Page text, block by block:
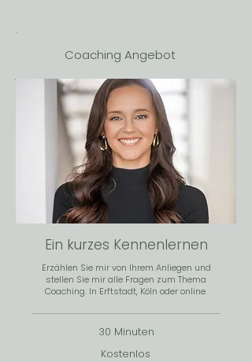
Coaching Angebot
Ein kurzes Kennenlernen
Erzählen Sie mir von Ihrem Anliegen und
stellen Sie mir alle Fragen zum Thema
Coaching. In Erftstadt, Köln oder online.
30 Minuten
Kostenlos